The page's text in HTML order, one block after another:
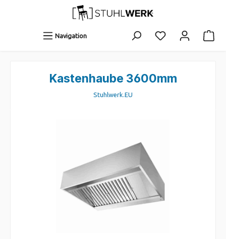
Navigation
Kastenhaube 3600mm
Stuhlwerk.EU